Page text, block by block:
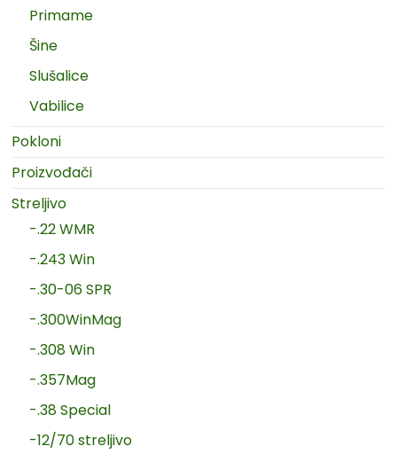
Primame
Šine
Slušalice
Vabilice
Pokloni
Proizvođači
Streljivo
-.22 WMR
-.243 Win
-.30-06 SPR
-.300WinMag
-.308 Win
-.357Mag
-.38 Special
-12/70 streljivo